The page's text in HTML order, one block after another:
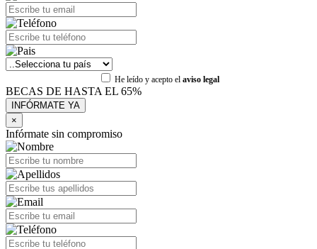
He leído y acepto el aviso legal
BECAS DE HASTA EL 65%
×
Infórmate sin compromiso